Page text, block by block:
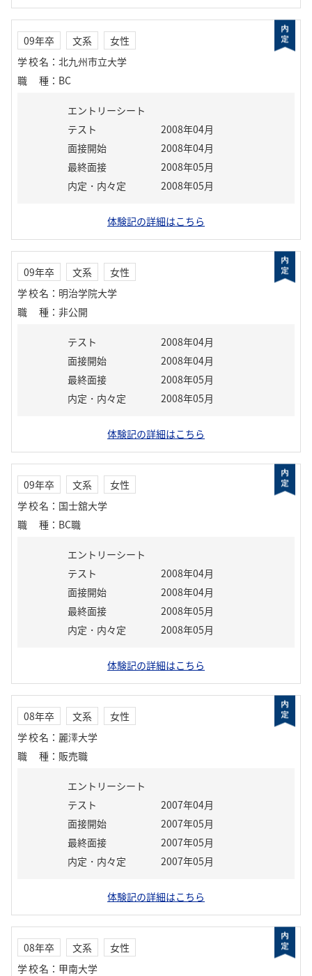
09年卒 文系
女性
学校名 ： 北九州市立大学
職種 ： BC
エントリーシート
テスト
2008年04月
面接開始
2008年04月
最終面接
2008年05月
内定・内々定
2008年05月
体験記の詳細はこちら
09年卒 文系
女性
学校名 ： 明治学院大学
職種 ： 非公開
テスト
2008年04月
面接開始
2008年04月
最終面接
2008年05月
内定・内々定
2008年05月
体験記の詳細はこちら
09年卒 文系
女性
学校名 ： 国士舘大学
職種 ： BC職
エントリーシート
テスト
2008年04月
面接開始
2008年04月
最終面接
2008年05月
内定・内々定
2008年05月
体験記の詳細はこちら
08年卒 文系
女性
学校名 ： 麗澤大学
職種 ： 販売職
エントリーシート
テスト
2007年04月
面接開始
2007年05月
最終面接
2007年05月
内定・内々定
2007年05月
体験記の詳細はこちら
08年卒 文系
女性
学校名 ： 甲南大学